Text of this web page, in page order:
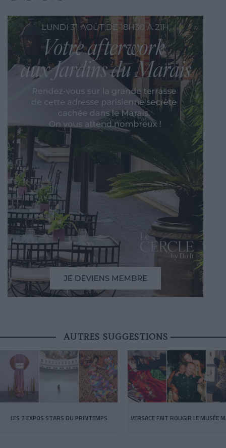
AUTRES SUGGESTIONS
LES 7 EXPOS STARS DU PRINTEMPS VERSACE FAIT ROUGIR LE MUSÉE